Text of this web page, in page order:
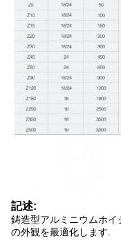
記述:
鋳造型アルミニウムホ
の外観を最適化します.